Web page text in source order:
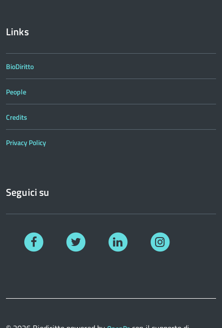
Links
BioDiritto
People
Credits
Privacy Policy
Seguici su
Facebook Linkedin